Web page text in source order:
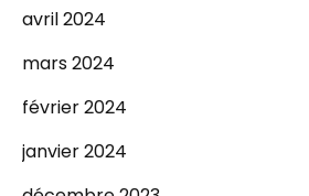
avril 2024
mars 2024
février 2024
janvier 2024